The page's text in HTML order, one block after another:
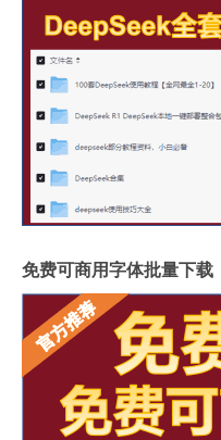
免费可商用字体批量下载